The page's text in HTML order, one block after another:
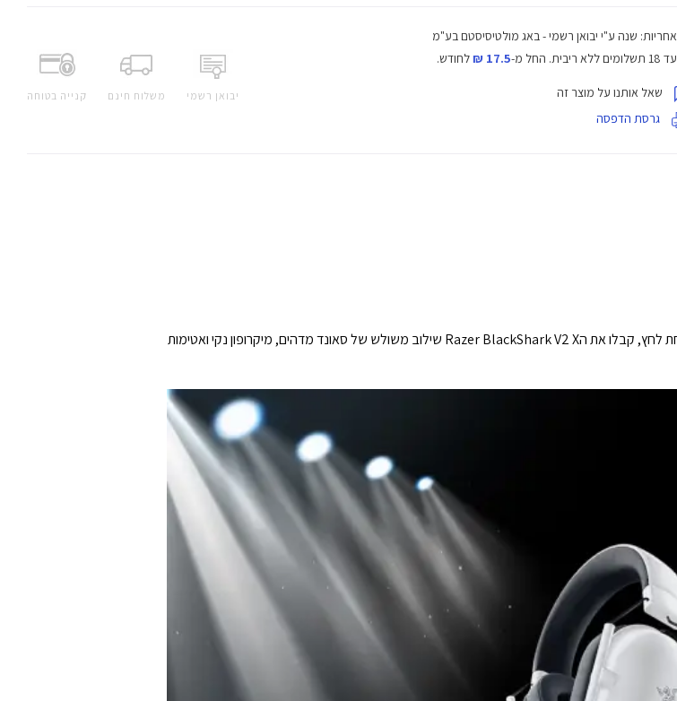
יבואן רשמי משלוח חינם קנייה בטוחה
אחריות: שנה ע"י יבואן רשמי - באג מולטיסיסטם בע"מ
עד 18 תשלומים ללא ריבית.
החל מ-17.5 ₪ לחודש.
שאל אותנו על מוצר זה
גרסת הדפסה
תתחרו בטורנירים המובילים עם אוזניות קלות משקל ושיודעות לעבוד היטב תחת לחץ, קבלו את הRazer BlackShark V2 X שילוב משולש של סאונד מדהים, מיקרופון נקי ואטימות